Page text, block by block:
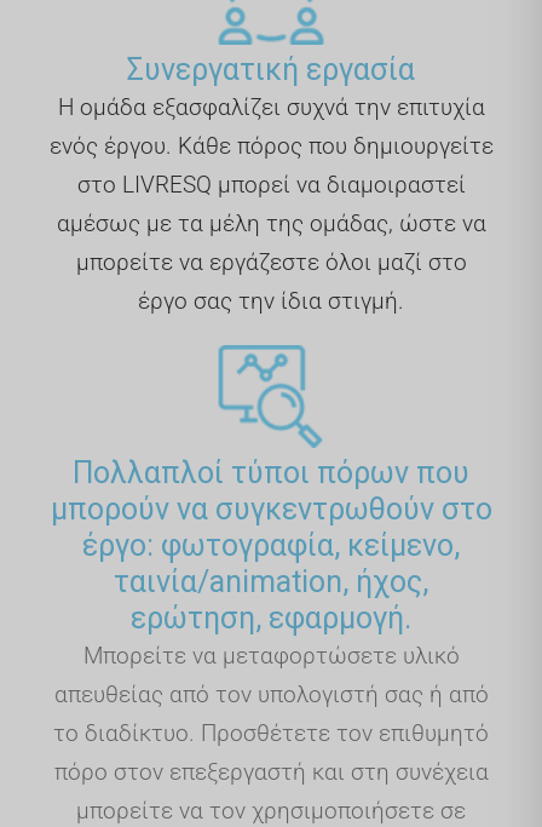
Συνεργατική εργασία
Η ομάδα εξασφαλίζει συχνά την επιτυχία
ενός έργου. Κάθε πόρος που δημιουργείτε
στο LIVRESQ μπορεί να διαμοιραστεί
αμέσως με τα μέλη της ομάδας, ώστε να
μπορείτε να εργάζεστε όλοι μαζί στο
έργο σας την ίδια στιγμή.
Πολλαπλοί τύποι πόρων που
μπορούν να συγκεντρωθούν στο
έργο: φωτογραφία, κείμενο,
ταινία/animation, ήχος,
ερώτηση, εφαρμογή.
Μπορείτε να μεταφορτώσετε υλικό
απευθείας από τον υπολογιστή σας ή από
το διαδίκτυο. Προσθέτετε τον επιθυμητό
πόρο στον επεξεργαστή και στη συνέχεια
μπορείτε να τον χρησιμοποιήσετε σε